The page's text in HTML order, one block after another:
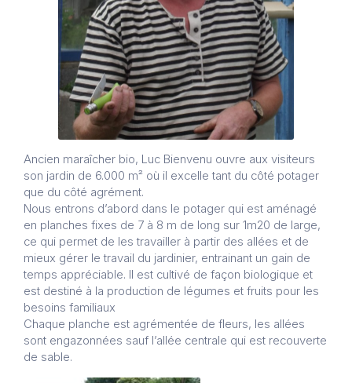
Ancien maraîcher bio, Luc Bienvenu ouvre aux visiteurs
son jardin de 6.000 m² où il excelle tant du côté potager
que du côté agrément.
Nous entrons d’abord dans le potager qui est aménagé
en planches fixes de 7 à 8 m de long sur 1m20 de large,
ce qui permet de les travailler à partir des allées et de
mieux gérer le travail du jardinier, entrainant un gain de
temps appréciable. Il est cultivé de façon biologique et
est destiné à la production de légumes et fruits pour les
besoins familiaux
Chaque planche est agrémentée de fleurs, les allées
sont engazonnées sauf l’allée centrale qui est recouverte
de sable.